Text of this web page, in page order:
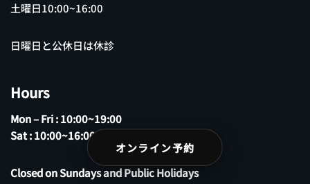
土曜日10:00~16:00
日曜日と公休日は休診
Hours
Mon – Fri : 10:00~19:00
Sat : 10:00~16:00
Closed on Sundays and Public Holidays
オンライン予約